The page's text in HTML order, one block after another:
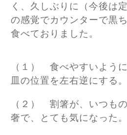
く、久しぶりに（今後は
の感覚でカウンターで黒
食べておりました。
（１） 食べやすいよう
皿の位置を左右逆にする。
（２） 割箸が、いつも
奢で、とても気になった。